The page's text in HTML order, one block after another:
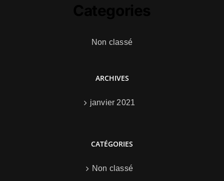
Non classé
ARCHIVES
janvier 2021
CATÉGORIES
Non classé